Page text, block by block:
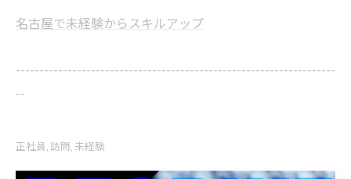
名古屋で未経験からスキルアップ
--------------------------------------------------------------------
--
正社員 訪問 未経験